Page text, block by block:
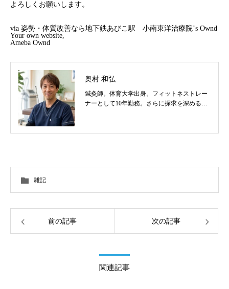
よろしくお願いします。
via 姿勢・体質改善なら地下鉄あびこ駅 小南東洋治療院’s Ownd
Your own website,
Ameba Ownd
奥村 和弘
鍼灸師。体育大学出身。フィットネストレー
ナーとして10年勤務。さらに探求を深めるべ
の他顔鍼など様々な症状の施術に日々、奔走
雑記
前の記事 次の記事
関連記事